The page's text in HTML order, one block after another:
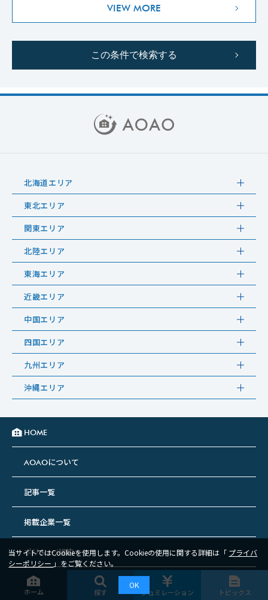
VIEW MORE
この条件で検索する
北海道エリア
東北エリア
関東エリア
北陸エリア
東海エリア
近畿エリア
中国エリア
四国エリア
九州エリア
沖縄エリア
HOME
AOAOについて
記事一覧
掲載企業一覧
ポリシー/規約
©2022 AOAO All Rights Reserved.
ホーム 探す シュミレーション トピックス
当サイトではCookieを使用します。Cookieの使用に関する詳細は「 プライバ
シーポリシー 」をご覧ください。
OK